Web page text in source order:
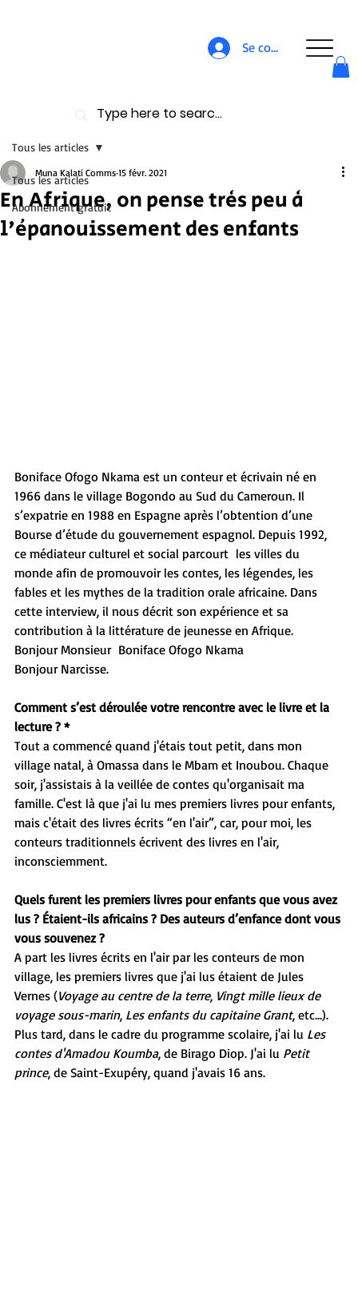
Se connecter
Tous les articles
Abonnement gratuit
Tous les articles
En Afrique, on pense très peu à
l'épanouissement des enfants
Muna Kalati Comms 15 févr. 2021
Boniface Ofogo Nkama est un conteur et écrivain né en
1966 dans le village Bogondo au Sud du Cameroun. Il
s’expatrie en 1988 en Espagne après l’obtention d’une
Bourse d’étude du gouvernement espagnol. Depuis 1992,
ce médiateur culturel et social parcourt  les villes du
monde afin de promouvoir les contes, les légendes, les
fables et les mythes de la tradition orale africaine. Dans
cette interview, il nous décrit son expérience et sa
contribution à la littérature de jeunesse en Afrique.
Bonjour Monsieur  Boniface Ofogo Nkama
Bonjour Narcisse.
Comment s’est déroulée votre rencontre avec le livre et la
lecture ? *
Tout a commencé quand j'étais tout petit, dans mon
village natal, à Omassa dans le Mbam et Inoubou. Chaque
soir, j'assistais à la veillée de contes qu'organisait ma
famille. C'est là que j'ai lu mes premiers livres pour enfants,
mais c'était des livres écrits “en l'air”, car, pour moi, les
conteurs traditionnels écrivent des livres en l'air,
inconsciemment.
Quels furent les premiers livres pour enfants que vous avez
lus ? Étaient-ils africains ? Des auteurs d’enfance dont vous
vous souvenez ?
A part les livres écrits en l'air par les conteurs de mon
village, les premiers livres que j'ai lus étaient de Jules
Vernes (Voyage au centre de la terre, Vingt mille lieux de
voyage sous-marin, Les enfants du capitaine Grant, etc...).
Plus tard, dans le cadre du programme scolaire, j'ai lu Les
contes d'Amadou Koumba, de Birago Diop. J'ai lu Petit
prince, de Saint-Exupéry, quand j'avais 16 ans.